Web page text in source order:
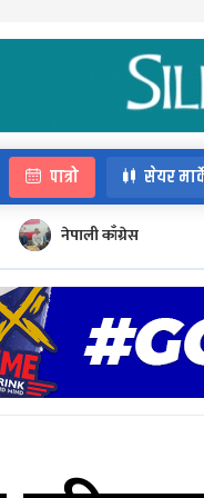
पात्रो सेयर
नेपाली काँग्रेस